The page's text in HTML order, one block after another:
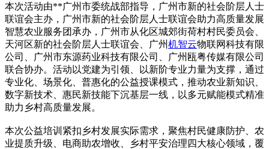
本次活动由**广州市委统战部指导，广州市新的社会阶层人士
联谊会主办，广州市新的社会阶层人士联谊会助力高质量发展
智慧农业服务团承办，广州市从化区城郊街荷村村民委员会、
天河区新的社会阶层人士联谊会、广州机智云物联网科技有限
公司、广州市东源药业科技有限公司、广州瓯粤传媒有限公司
联合协办。活动以党建为引领、以新阶专业力量为支撑，通过
专业化、场景化、普惠化的公益授课模式，推动农业新知识、
数字新技术、惠民新技能下沉基层一线，以多元赋能模式精准
助力乡村高质量发展。
本次公益培训紧扣乡村发展实际需求，聚焦村民健康防护、农
业提质升级、电商助农增收、乡村平安治理四大核心领域，覆